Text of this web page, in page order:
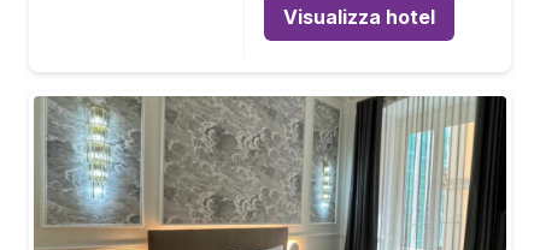
Visualizza hotel